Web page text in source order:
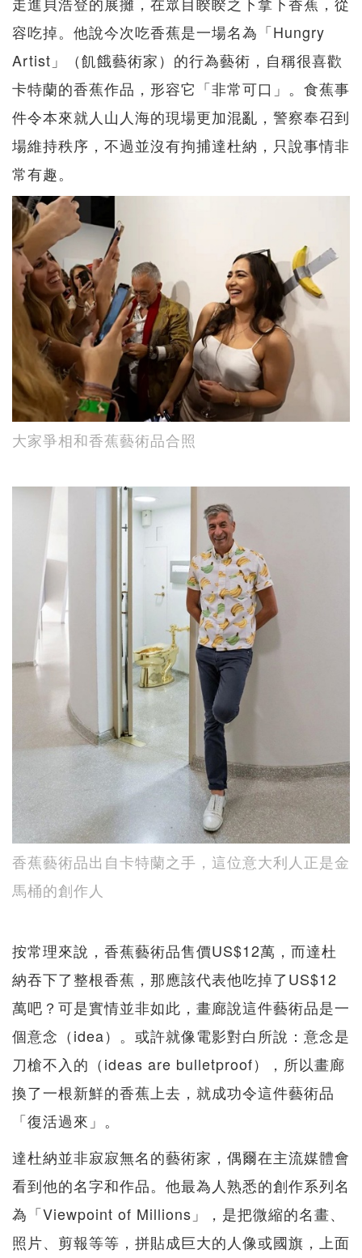
容吃掉。他說今次吃香蕉是一場名為「Hungry
Artist」（飢餓藝術家）的行為藝術，自稱很喜歡
卡特蘭的香蕉作品，形容它「非常可口」。食蕉事
件令本來就人山人海的現場更加混亂，警察奉召到
場維持秩序，不過並沒有拘捕達杜納，只說事情非
常有趣。
大家爭相和香蕉藝術品合照
香蕉藝術品出自卡特蘭之手，這位意大利人正是金
馬桶的創作人
按常理來說，香蕉藝術品售價US$12萬，而達杜
納吞下了整根香蕉，那應該代表他吃掉了US$12
萬吧？可是實情並非如此，畫廊說這件藝術品是一
個意念（idea）。或許就像電影對白所說：意念是
刀槍不入的（ideas are bulletproof），所以畫廊
換了一根新鮮的香蕉上去，就成功令這件藝術品
「復活過來」。
達杜納並非寂寂無名的藝術家，偶爾在主流媒體會
看到他的名字和作品。他最為人熟悉的創作系列名
為「Viewpoint of Millions」，是把微縮的名畫、
照片、剪報等等，拼貼成巨大的人像或國旗，上面